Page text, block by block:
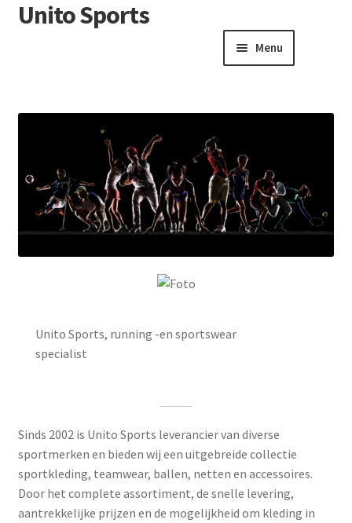
Unito Sports
Menu
Unito Sports, running -en sportswear
specialist
Sinds 2002 is Unito Sports leverancier van diverse
sportmerken en bieden wij een uitgebreide collectie
sportkleding, teamwear, ballen, netten en accessoires.
Door het complete assortiment, de snelle levering,
aantrekkelijke prijzen en de mogelijkheid om kleding in